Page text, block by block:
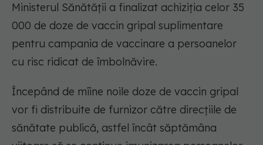
Ministerul Sănătății a finalizat achiziția celor 35
000 de doze de vaccin gripal suplimentare
pentru campania de vaccinare a persoanelor
cu risc ridicat de îmbolnăvire.
Începând de mîine noile doze de vaccin gripal
vor fi distribuite de furnizor către direcțiile de
sănătate publică, astfel încât săptămâna